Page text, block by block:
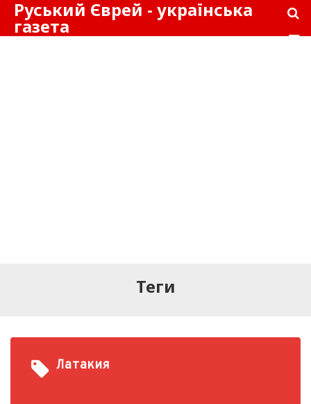
Руський Єврей - українська
газета
Теги
Латакия